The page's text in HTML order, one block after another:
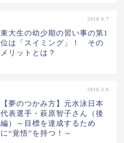
2018.6.7
東大生の幼少期の習い事の第1
位は「スイミング」！ その
メリットとは？
2018.3.6
【夢のつかみ方】元水泳日本
代表選手・萩原智子さん（後
編）～目標を達成するため
に“覚悟”を持つ！～